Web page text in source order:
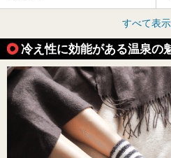
すべて表
冷え性に効能がある温泉の